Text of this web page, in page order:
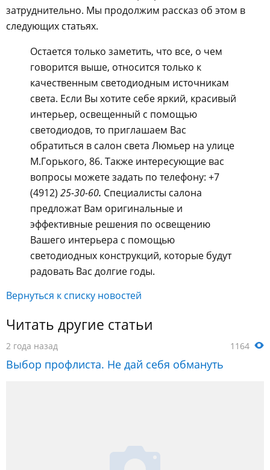
затруднительно. Мы продолжим рассказ об этом в
следующих статьях.
Остается только заметить, что все, о чем
говорится выше, относится только к
качественным светодиодным источникам
света. Если Вы хотите себе яркий, красивый
интерьер, освещенный с помощью
светодиодов, то приглашаем Вас
обратиться в салон света Люмьер на улице
М.Горького, 86. Также интересующие вас
вопросы можете задать по телефону: +7
(4912) 25-30-60. Специалисты салона
предложат Вам оригинальные и
эффективные решения по освещению
Вашего интерьера с помощью
светодиодных конструкций, которые будут
радовать Вас долгие годы.
Вернуться к списку новостей
Читать другие статьи
2 года назад 1164
Выбор профлиста. Не дай себя обмануть